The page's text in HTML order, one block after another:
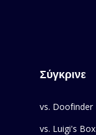
Σύγκρινε
vs. Doofinder
vs. Luigi's Box